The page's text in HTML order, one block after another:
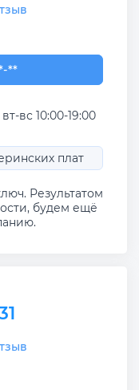
16
**
вт-вс 10:00-19:00
плат
Результатом
будем ещё